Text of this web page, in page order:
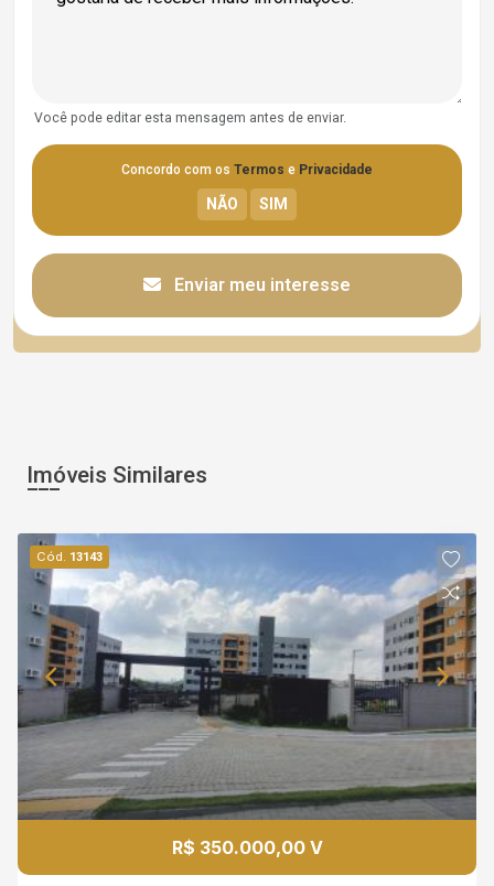
Você pode editar esta mensagem antes de enviar.
Concordo com os Termos e Privacidade
Enviar meu interesse
Imóveis Similares
Cód. 13143
R$ 350.000,00 V